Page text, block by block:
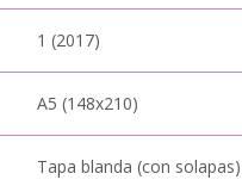
1 (2017)
A5 (148x210)
Tapa blanda (con solapas)